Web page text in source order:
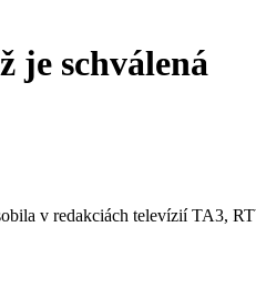
je schválená
v redakciách televízií TA3,